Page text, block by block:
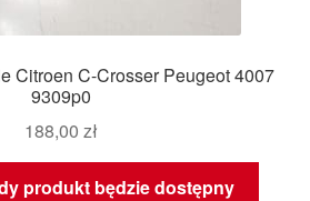
Citroen C-Crosser Peugeot 4007
9309p0
188,00 zł
produkt będzie dostępny